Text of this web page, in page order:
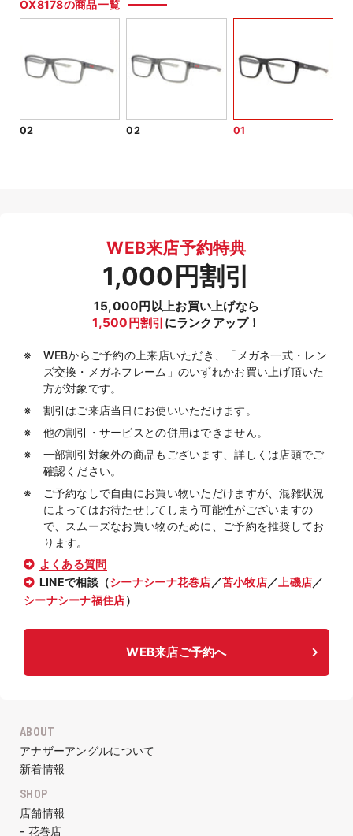
OX8178の商品一覧
02 02 01
WEB来店予約特典
1,000円割引
15,000円以上お買い上げなら
1,500円割引 にランクアップ！
WEBからご予約の上来店いただき、「メガネ一式・レン
ズ交換・メガネフレーム」のいずれかお買い上げ頂いた
方が対象です。
割引はご来店当日にお使いいただけます。
他の割引・サービスとの併用はできません。
一部割引対象外の商品もございます、詳しくは店頭でご
確認ください。
ご予約なしで自由にお買い物いただけますが、混雑状況
によってはお待たせしてしまう可能性がございますの
で、スムーズなお買い物のために、ご予約を推奨してお
ります。
よくある質問
LINEで相談（シーナシーナ花巻店 ／苫小牧店／ 上磯店／
シーナシーナ福住店）
WEB来店ご予約へ
ABOUT
アナザーアングルについて
新着情報
SHOP
店舗情報
- 花巻店